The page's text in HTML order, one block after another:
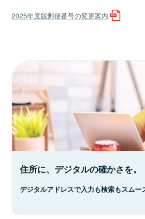
2025年度版郵便番号の変更案内
住所に、デジタルの確かさを。
デジタルアドレスで入力も検索もスムー